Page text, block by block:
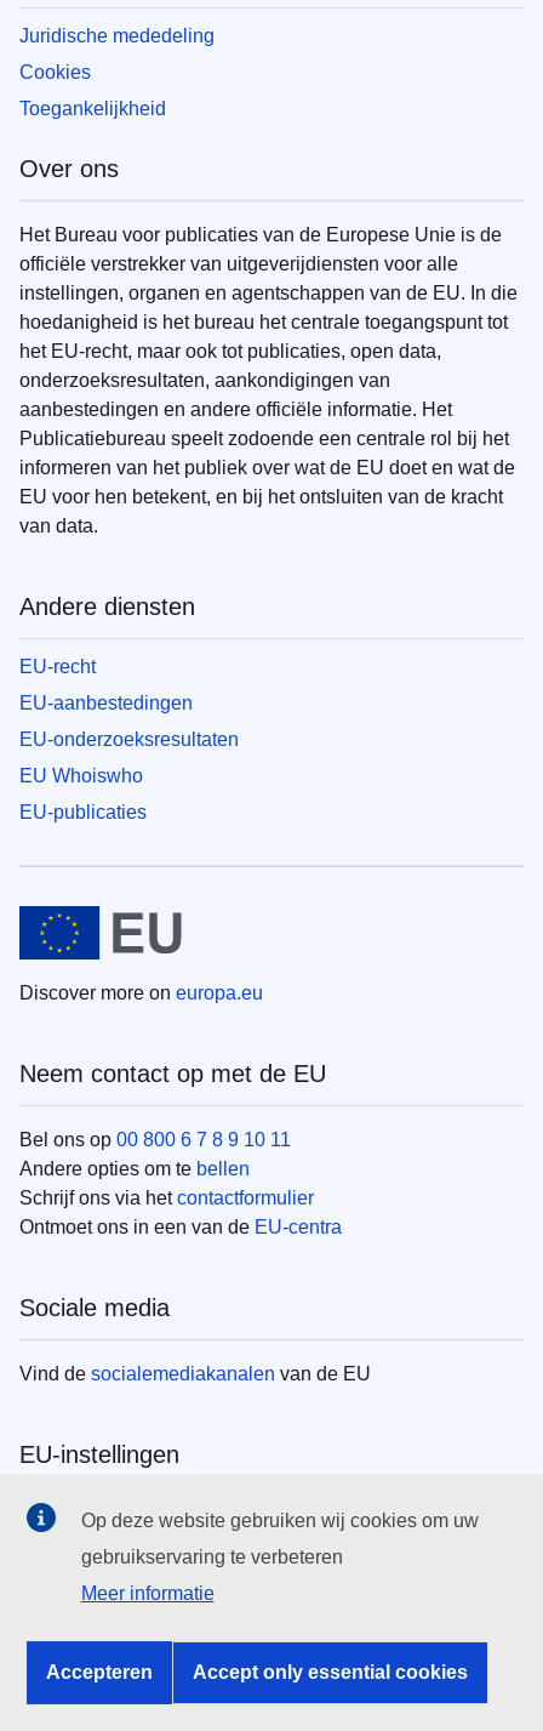
Juridische mededeling
Cookies
Toegankelijkheid
Over ons
Het Bureau voor publicaties van de Europese Unie is de
officiële verstrekker van uitgeverijdiensten voor alle
instellingen, organen en agentschappen van de EU. In die
hoedanigheid is het bureau het centrale toegangspunt tot
het EU-recht, maar ook tot publicaties, open data,
onderzoeksresultaten, aankondigingen van
aanbestedingen en andere officiële informatie. Het
Publicatiebureau speelt zodoende een centrale rol bij het
informeren van het publiek over wat de EU doet en wat de
EU voor hen betekent, en bij het ontsluiten van de kracht
van data.
Andere diensten
EU-recht
EU-aanbestedingen
EU-onderzoeksresultaten
EU Whoiswho
EU-publicaties
Discover more on europa.eu
Neem contact op met de EU
Bel ons op 00 800 6 7 8 9 10 11
Andere opties om te bellen
Schrijf ons via hetcontactformulier
Ontmoet ons in een van de EU-centra
Sociale media
Vind de socialemediakanalen van de EU
EU-instellingen
Search all EU institutions and bodies
EU Institutions
Search forEU institutions
Op deze website gebruiken wij cookies om uw
gebruikservaring te verbeteren
Meer informatie
Accepteren Accept only essential cookies